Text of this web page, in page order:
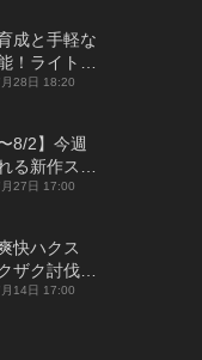
成と手軽な
！ライトカ
MMORPG
28日 18:20
8/2】今週
る新作スマ
をまとめて
27日 17:00
快ハクス
ザク討伐し
を集める放
14日 17:00